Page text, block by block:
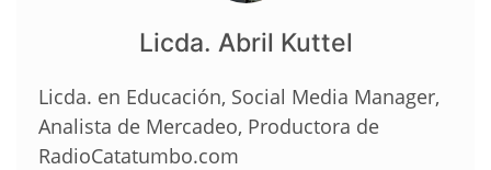
Licda. Abril Kuttel
Licda. en Educación, Social Media Manager,
Analista de Mercadeo, Productora de
RadioCatatumbo.com